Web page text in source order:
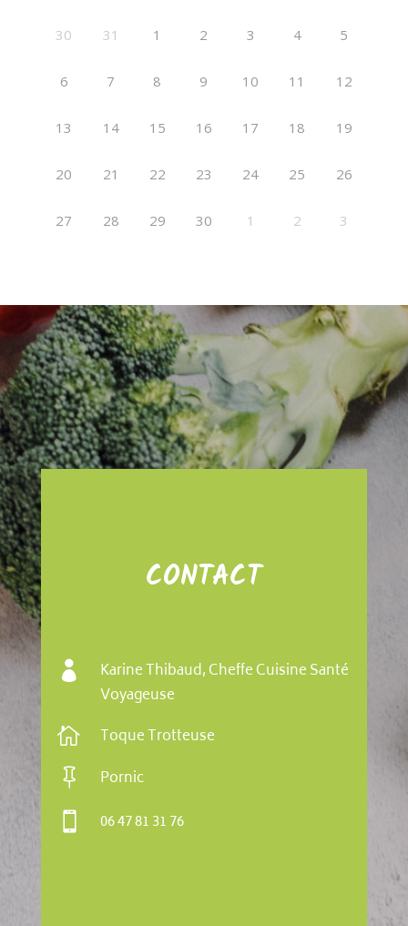
30 31 1 2 3 4 5
6 7 8 9 10 11 12
13 14 15 16 17 18 19
20 21 22 23 24 25 26
27 28 29 30 1 2 3
CONTACT

Karine Thibaud, Cheffe Cuisine Santé
Voyageuse
 Toque Trotteuse
 Pornic
 06 47 81 31 76